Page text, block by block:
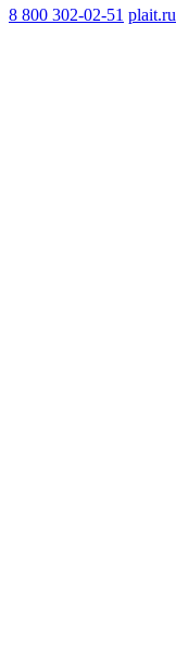
8 800 302-02-51 plait.ru